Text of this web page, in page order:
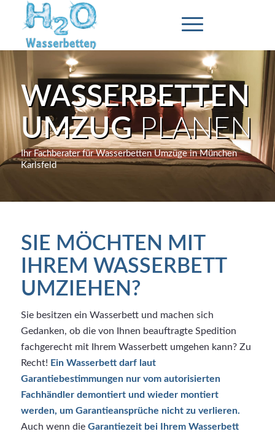
WASSERBETTEN
UMZUGPLANEN
Ihr Fachberater für Wasserbetten Umzüge in München
Karlsfeld
SIE MÖCHTEN MIT
IHREM WASSERBETT
UMZIEHEN?
Sie besitzen ein Wasserbett und machen sich
Gedanken, ob die von Ihnen beauftragte Spedition
fachgerecht mit Ihrem Wasserbett umgehen kann? Zu
Recht! Ein Wasserbett darf laut
Garantiebestimmungen nur vom autorisierten
Fachhändler demontiert und wieder montiert
werden, um Garantieansprüche nicht zu verlieren.
Auch wenn die Garantiezeit bei Ihrem Wasserbett